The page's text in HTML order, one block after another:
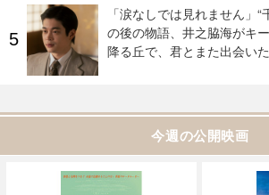
「涙なしでは見れません」“
の後の物語、井之脇海がキ
降る丘で、君とまた出会いた
今週の公開映画